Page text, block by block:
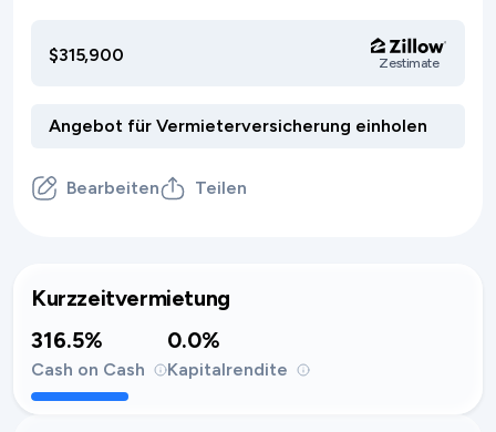
$315,900 Zestimate
Bearbeiten Teilen
Kurzzeitvermietung
316.5%
Cash on Cash
0.0%
Kapitalrendite